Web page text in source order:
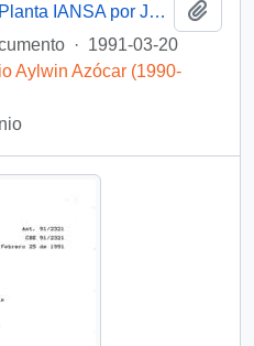
Discurso de Inauguración Planta IANSA por José Antonio Rivero Cervera [saludo a autoridades presentes, entre ellos el Presidente de la República, Sr. Patricio Aylwin Azócar]
· 1991-03-20
Aylwin Azócar (1990-